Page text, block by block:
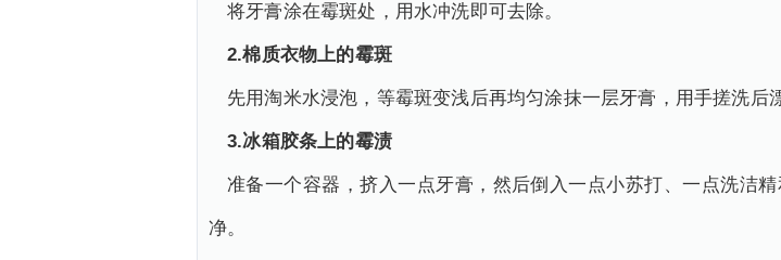
将牙膏涂在霉斑处，用水冲洗即可去除。
2.棉质衣物上的霉斑
先用淘米水浸泡，等霉斑变浅后再均匀涂抹一层牙膏，用手搓洗后
3.冰箱胶条上的霉渍
准备一个容器，挤入一点牙膏，然后倒入一点小苏打、一点洗洁
净。